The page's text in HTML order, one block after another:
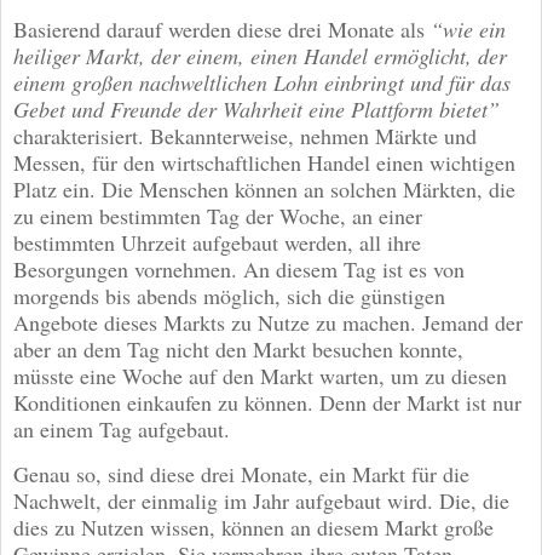
Basierend darauf werden diese drei Monate als “wie ein
heiliger Markt, der einem, einen Handel ermöglicht, der
einem großen nachweltlichen Lohn einbringt und für das
Gebet und Freunde der Wahrheit eine Plattform bietet”
charakterisiert. Bekannterweise, nehmen Märkte und
Messen, für den wirtschaftlichen Handel einen wichtigen
Platz ein. Die Menschen können an solchen Märkten, die
zu einem bestimmten Tag der Woche, an einer
bestimmten Uhrzeit aufgebaut werden, all ihre
Besorgungen vornehmen. An diesem Tag ist es von
morgends bis abends möglich, sich die günstigen
Angebote dieses Markts zu Nutze zu machen. Jemand der
aber an dem Tag nicht den Markt besuchen konnte,
müsste eine Woche auf den Markt warten, um zu diesen
Konditionen einkaufen zu können. Denn der Markt ist nur
an einem Tag aufgebaut.
Genau so, sind diese drei Monate, ein Markt für die
Nachwelt, der einmalig im Jahr aufgebaut wird. Die, die
dies zu Nutzen wissen, können an diesem Markt große